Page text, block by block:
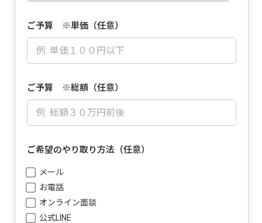
ご予算 ※単価（任意）
ご予算 ※総額（任意）
ご希望のやり取り方法（任意）
メール
お電話
オンライン面談
公式LINE